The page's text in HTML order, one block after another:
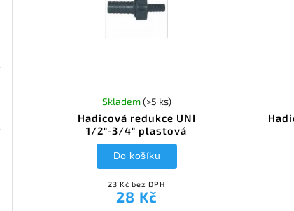
Hadicová redukce UNI
1/2"-3/4" plastová
Skladem(>5 ks)
23 Kč bez DPH
28 Kč
Do košíku